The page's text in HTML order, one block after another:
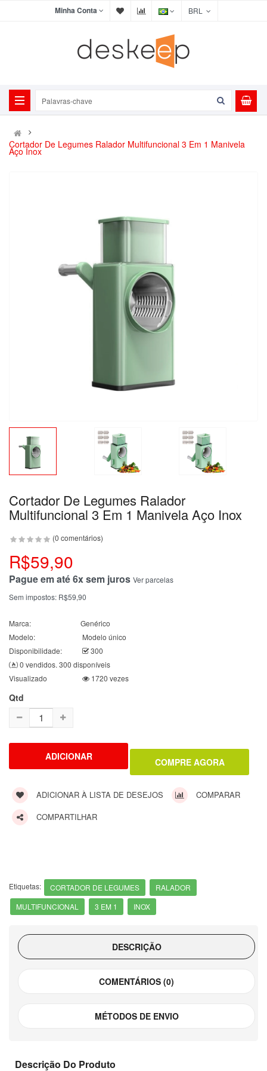
Minha Conta
Cortador De Legumes Ralador Multifuncional 3 Em 1 Manivela
Aço Inox
Cortador De Legumes Ralador
Multifuncional 3 Em 1 Manivela Aço Inox
(0 comentários)
R$59,90
Pague em até 6x sem juros Ver parcelas
Sem impostos: R$59,90
Marca:
Genérico
Modelo:
Modelo único
Disponibilidade:
300
0 vendidos. 300 disponíveis
Visualizado
1720 vezes
Qtd
ADICIONAR À LISTA DE DESEJOS
COMPARAR
COMPARTILHAR
Etiquetas: CORTADOR DE LEGUMES
RALADOR
MULTIFUNCIONAL
3 EM 1 INOX
DESCRIÇÃO
COMENTÁRIOS (0)
MÉTODOS DE ENVIO
Descrição Do Produto